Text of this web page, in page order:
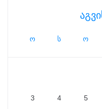
ო ს ო
3 4 5